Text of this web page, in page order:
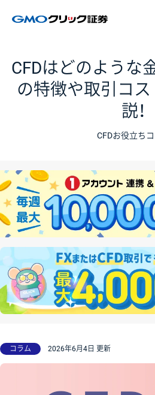
CFDはどのような
の特徴や取引コ
説！
CFDお役立ち
コラム 2026年6月4日 更新